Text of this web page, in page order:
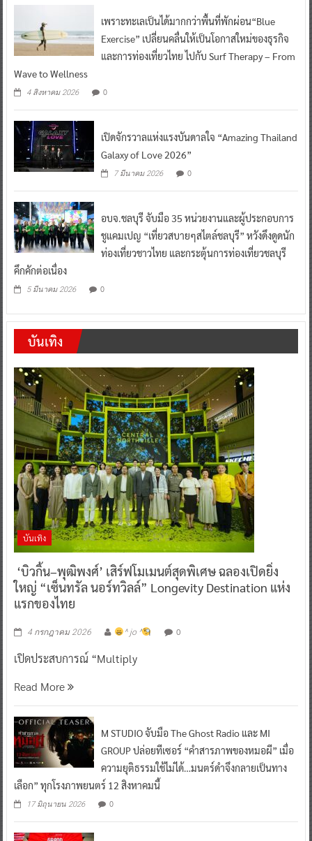
เพราะทะเลเป็นได้มากกว่าพื้นที่พักผ่อน“Blue
Exercise” เปลี่ยนคลื่นให้เป็นโอกาสใหม่ของธุรกิจ
และการท่องเที่ยวไทย ไปกับ Surf Therapy – From
Wave to Wellness
4 สิงหาคม 2026 0
เปิดจักรวาลแห่งแรงบันดาลใจ “Amazing Thailand
Galaxy of Love 2026”
7 มีนาคม 2026 0
อบจ.ชลบุรี จับมือ 35 หน่วยงานและผู้ประกอบการ
ชูแคมเปญ “เที่ยวสบายๆสไตล์ชลบุรี” หวังดึงดูดนัก
ท่องเที่ยวชาวไทย และกระตุ้นการท่องเที่ยวชลบุรี
คึกคักต่อเนื่อง
5 มีนาคม 2026 0
บันเทิง
บันเทิง
‘บิวกิ้น–พุฒิพงศ์’ เสิร์ฟโมเมนต์สุดพิเศษ ฉลองเปิดยิ่ง
ใหญ่ “เซ็นทรัล นอร์ทวิลล์” Longevity Destination แห่ง
แรกของไทย
4 กรกฎาคม 2026 ^ jo ^ 0
เปิดประสบการณ์ “Multiply
Read More
M STUDIO จับมือ The Ghost Radio และ MI
GROUP ปล่อยทีเซอร์ “คำสารภาพของหมอผี” เมื่อ
ความยุติธรรมใช้ไม่ได้…มนตร์ดำจึงกลายเป็นทาง
เลือก” ทุกโรงภาพยนตร์ 12 สิงหาคมนี้
17 มิถุนายน 2026 0